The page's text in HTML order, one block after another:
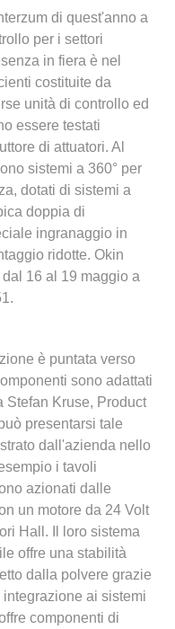
di quest'anno a
per i settori
in fiera è nel
costituite da
unità di controllo ed
essere testati
di attuatori. Al
sistemi a 360° per
dotati di sistemi a
doppia di
ingranaggio in
ridotte. Okin
16 al 19 maggio a
è puntata verso
sono adattati
Stefan Kruse, Product
presentarsi tale
dall'azienda nello
i tavoli
azionati dalle
un motore da 24 Volt
Hall. Il loro sistema
offre una stabilità
dalla polvere grazie
ai sistemi
componenti di